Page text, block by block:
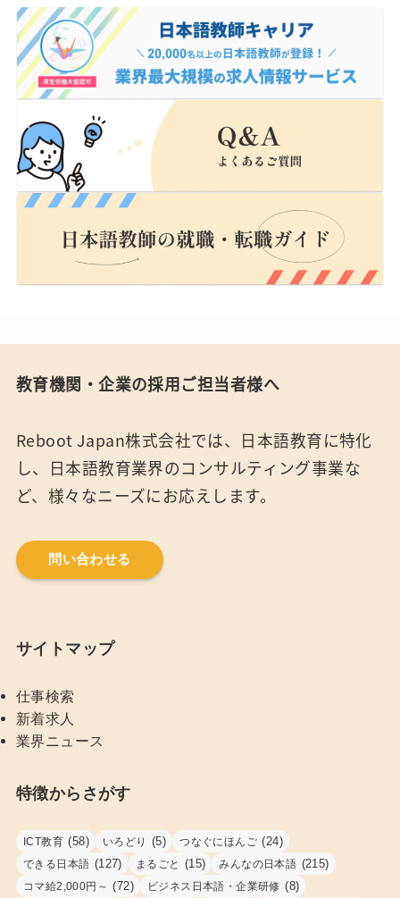
教育機関・企業の採用ご担当者様へ
Reboot Japan株式会社では、日本語教育に特化
し、日本語教育業界のコンサルティング事業な
ど、様々なニーズにお応えします。
問い合わせる
サイトマップ
仕事検索
新着求人
業界ニュース
特徴からさがす
ICT教育 (58) いろどり (5) つなぐにほんご (24)
できる日本語 (127) まるごと (15) みんなの日本語 (215)
コマ給2,000円～ (72) ビジネス日本語・企業研修 (8)